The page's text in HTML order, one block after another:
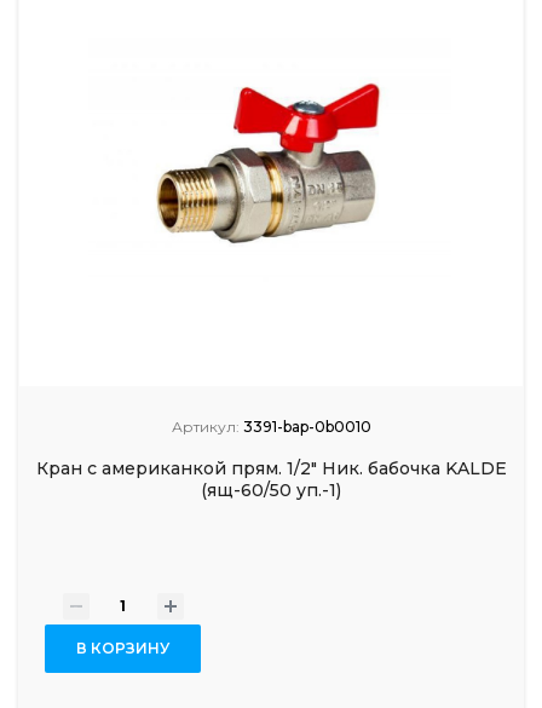
Артикул: 3391-bap-0b0010
Кран с американкой прям. 1/2" Ник. бабочка KALDE
(ящ-60/50 уп.-1)
- +
В КОРЗИНУ